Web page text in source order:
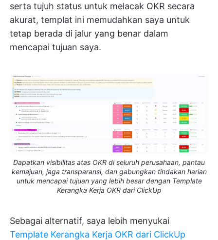
serta tujuh status untuk melacak OKR secara
akurat, templat ini memudahkan saya untuk
tetap berada di jalur yang benar dalam
mencapai tujuan saya.
Dapatkan visibilitas atas OKR di seluruh perusahaan, pantau
kemajuan, jaga transparansi, dan gabungkan tindakan harian
untuk mencapai tujuan yang lebih besar dengan Template
Kerangka Kerja OKR dari ClickUp
Sebagai alternatif, saya lebih menyukai
Template Kerangka Kerja OKR dari ClickUp